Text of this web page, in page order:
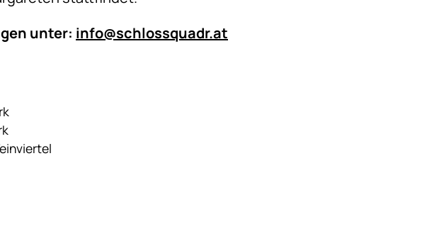
unter: info@schlossquadr.at